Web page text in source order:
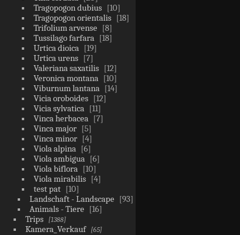
Tragopogon dubius
10
Tragopogon orientalis
18
Trifolium arvense
8
Tussilago farfara
18
Urtica dioica
19
Urtica urens
7
Valeriana saxatilis
12
Veronica montana
10
Viburnum lantana
14
Vicia oroboides
12
Vicia sylvatica
11
Vinca herbacea
7
Vinca major
5
Vinca minor
4
Viola alpina
6
Viola ambigua
6
Viola biflora
10
Viola mirabilis
4
test pat
10
Landschaft - Landscape
93
Animals - Tiere
16
Trips
1388
Kamera_Verkauf 65